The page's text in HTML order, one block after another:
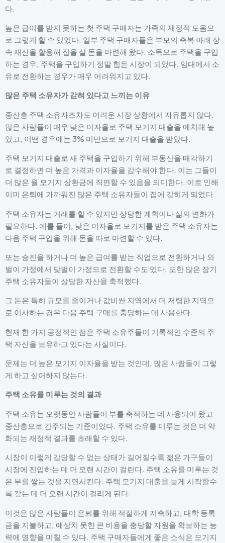
다.
높은 급여를 받지 못하는 첫 주택 구매자는 가족의 재정적 도움으
로 그렇게 할 수 있었다. 일부 주택 구매자들은 부모의 축복 아래 상
속 재산을 활용해 집을 살 돈을 마련해 왔다. 소득으로 주택을 구입
하는 경우, 주택을 구입하기 정말 힘든 시장이 되었다. 임대에서 소
유로 전환하는 경우가 매우 어려워지고 있다.
많은 주택 소유자가 갇혀 있다고 느끼는 이유
중산층 주택 소유자조차도 어려운 시장 상황에서 자유롭지 않다.
많은 사람들이 매우 낮은 이자율로 주택 모기지 대출을 예치해 놓
았고, 어떤 경우에는 3% 미만으로 모기지 대출을 받았다.
주택 모기지 대출로 새 주택을 구입하기 위해 부동산을 매각하기
로 결정하면 더 높은 가격과 이자율을 감수해야 한다. 이는 그들이
더 많은 월 모기지 상환금에 직면할 수 있음을 의미한다. 이로 인해
이미 은퇴에 가까워진 많은 주택 소유자들이 집에 갇히게 되었다.
주택 소유자는 거래를 할 수 있지만 상당한 계획이나 삶의 변화가
필요하다. 예를 들어, 낮은 이자율로 모기지를 받은 주택 소유자는
다음 주택 구입을 위해 돈을 따로 마련할 수 있다.
또는 승진을 하거나 더 높은 급여를 받는 직업으로 전환하거나 외
벌이 가정에서 맞벌이 가정으로 전환할 수도 있다. 또한 많은 장기
주택 소유자들이 상당한 자산을 축적했다.
그 돈은 특히 규모를 줄이거나 값비싼 지역에서 더 저렴한 지역으
로 이사하는 경우 다음 주택 구매를 충당하는 데 사용한다.
현재 한 가지 긍정적인 점은 주택 소유주들이 기록적인 수준의 주
택 자산을 보유하고 있다는 사실이다.
문제는 더 높은 모기지 이자율을 받는 것인데, 많은 사람들이 그렇
게 하고 싶어하지 않는다.
주택 소유를 미루는 것의 결과
주택 소유는 오랫동안 사람들이 부를 축적하는 데 사용되어 왔고
중산층으로 간주되는 기준이었다. 주택 소유를 미루는 것은 더 악
화되는 재정적 결과를 초래할 수 있다.
시장이 이렇게 감당할 수 없는 상태가 길어질수록 젊은 가구들이
시장에 진입하는 데 더 오랜 시간이 걸린다. 주택 소유를 미루는 것
은 부를 쌓는 것을 지연시킨다. 주택 모기지 대출을 늦게 시작할수
록 갚는 데 더 오랜 시간이 걸리게 된다.
이것은 많은 사람들이 은퇴를 위해 적절하게 저축하고, 대학 등록
금을 지불하고, 예상치 못한 큰 비용을 충당할 자원을 확보하는 능
력에 영향을 미칠 수 있다. 주택 구매자들에게 좋은 소식은 모기지